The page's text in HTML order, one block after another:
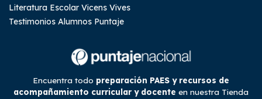
Literatura Escolar Vicens Vives
Testimonios Alumnos Puntaje
Encuentra todo preparación PAES y recursos de
acompañamiento curricular y docente en nuestra Tienda